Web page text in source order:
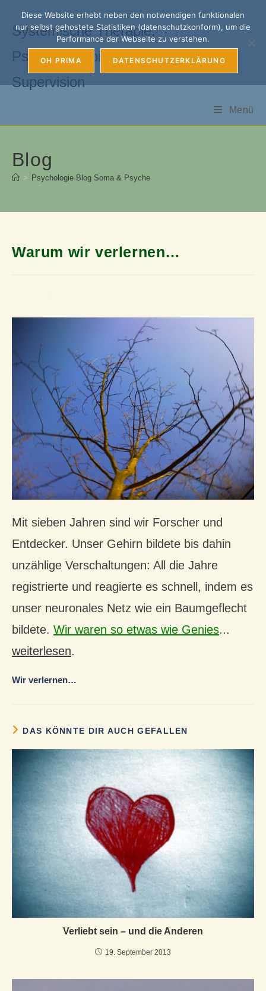
springen
Systemische Therapie,
Psychotherapie, Coaching &
Supervision
Menü
Blog
> Psychologie Blog Soma & Psyche
Warum wir verlernen…
Mit sieben Jahren sind wir Forscher und
Entdecker. Unser Gehirn bildete bis dahin
unzählige Verschaltungen: All die Jahre
registrierte und reagierte es schnell, indem es
unser neuronales Netz wie ein Baumgeflecht
bildete. Wir waren so etwas wie Genies...
weiterlesen.
Wir verlernen…
DAS KÖNNTE DIR AUCH GEFALLEN
Verliebt sein – und die Anderen
19. September 2013
Diese Website erhebt neben den notwendigen funktionalen
nur selbst gehostete Statistiken (datenschutzkonform), um die
Performance der Webseite zu verstehen.
OH PRIMA DATENSCHUTZERKLÄRUNG